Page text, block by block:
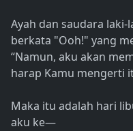
Ayah dan saudara
berkata "Ooh!" yang
“Namun, aku akan
harap Kamu mengerti
Maka itu adalah hari
aku ke—